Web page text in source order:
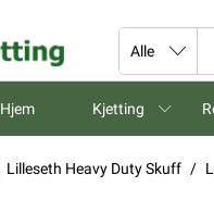
Hjem Kjetting
Lilleseth Heavy Duty Skuff